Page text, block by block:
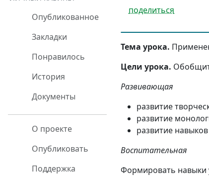
Опубликованное
Закладки
Понравилось
История
Документы
О проекте
Опубликовать
Поддержка
поделиться
Тема урока.
Цели урока.
Развивающая
развитие
развитие
развитие
Воспитательная
Формировать навыки